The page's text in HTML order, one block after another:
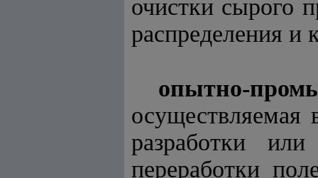
очистки сырого
распределения и
опытно-
осуществляемая
разработки
переработки